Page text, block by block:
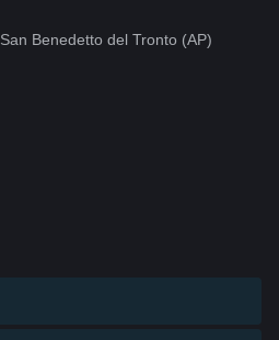
Benedetto del Tronto (AP)